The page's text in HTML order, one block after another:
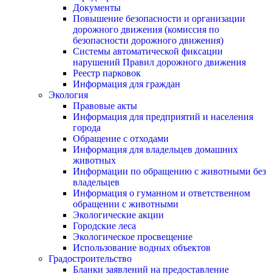
Документы
Повышение безопасности и организации
дорожного движения (комиссия по
безопасности дорожного движения)
Системы автоматической фиксации
нарушений Правил дорожного движения
Реестр парковок
Информация для граждан
Экология
Правовые акты
Информация для предприятий и населения
города
Обращение с отходами
Информация для владельцев домашних
животных
Информации по обращению с животными без
владельцев
Информация о гуманном и ответственном
обращении с животными
Экологические акции
Городские леса
Экологическое просвещение
Использование водных объектов
Градостроительство
Бланки заявлений на предоставление